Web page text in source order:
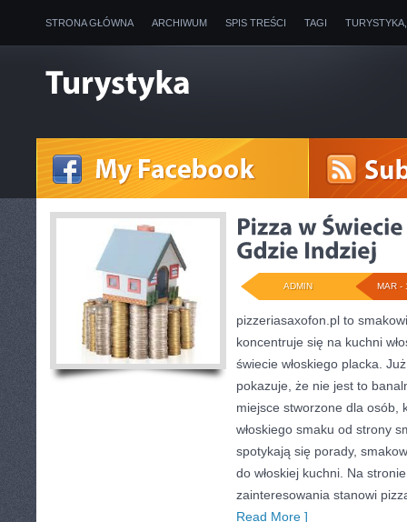
STRONA GŁÓWNA ARCHIWUM SPIS TREŚCI TAGI
MAR -
ADMIN
pizzeriasaxofon.pl to
koncentruje się na kuchni
świecie włoskiego placka.
pokazuje, że nie jest to
miejsce stworzone dla osób,
włoskiego smaku od strony
spotykają się porady,
do włoskiej kuchni. Na
zainteresowania stanowi
Read More ]